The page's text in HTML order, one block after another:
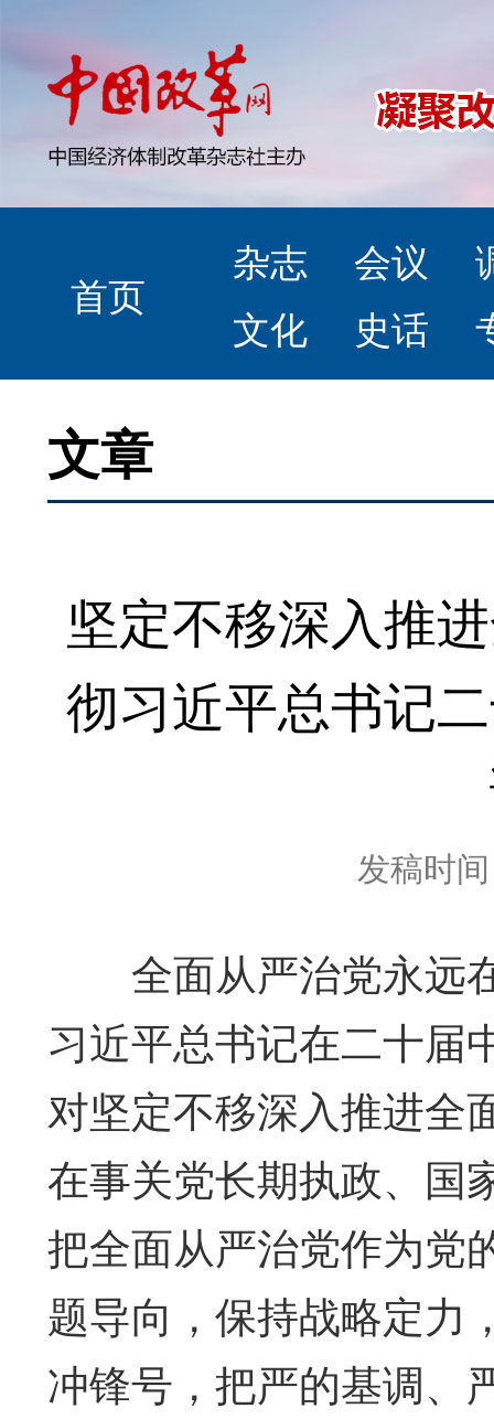
首页
杂志 会议
文化
史话
文章
坚定不移深入推
彻习近平总书记
发稿时
全面从严治党永远
习近平总书记在二十届
对坚定不移深入推进全
在事关党长期执政、国
把全面从严治党作为党
题导向，保持战略定力
冲锋号，把严的基调、